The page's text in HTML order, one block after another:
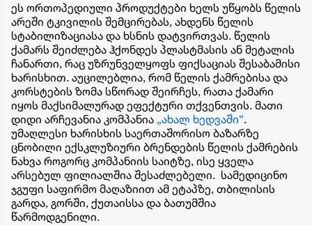
ეს ორთოპედიული პროდუქტები ხელს უწყობს წელის
არეში ტკივილის შემცირებას, ახდენს წელის
სტაბილიზაციასა და ხსნის დატვირთვას. წელის
ქამარს შეიძლება ჰქონდეს პლასტმასის ან მეტალის
ჩანართი, რაც უზრუნველყოფს ფიქსაციას შესაბამისი
ხარისხით. აუცილებლია, რომ წელის ქამრებისა და
კორსტების ზომა სწორად შეირჩეს, რათა ქამარი
იყოს მაქსიმალურად ეფექტური თქვენთვის. მათი
დიდი არჩევანია კომპანია „ახალ ხედვაში“.
უმაღლესი ხარისხის საერთაშორისო ბაზარზე
ცნობილი ექსკლუზიური ბრენდების წელის ქამრების
ნახვა როგორც კომპანიის საიტზე, ისე ყველა
არსებულ ფილიალშია შესაძლებელი. სამედიცინო
ჯგუფი საფირმო მაღაზიით ამ ეტაპზე, თბილისის
გარდა, გორში, ქუთაისსა და ბათუმშია
წარმოდგენილი.